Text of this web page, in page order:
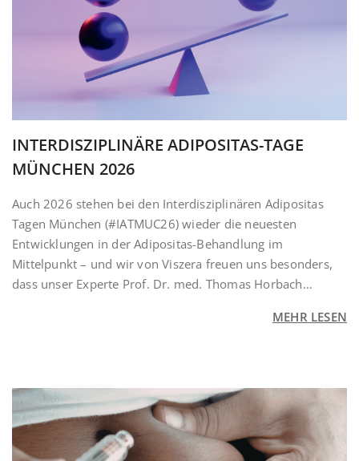
INTERDISZIPLINÄRE ADIPOSITAS-TAGE
MÜNCHEN 2026
Auch 2026 stehen bei den Interdisziplinären Adipositas
Tagen München (#IATMUC26) wieder die neuesten
Entwicklungen in der Adipositas-Behandlung im
Mittelpunkt – und wir von Viszera freuen uns besonders,
dass unser Experte Prof. Dr. med. Thomas Horbach…
MEHR LESEN